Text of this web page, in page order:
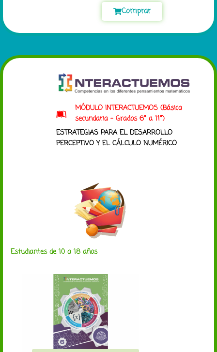
Comprar
MÓDULO INTERACTUEMOS (Básica
secundaria - Grados 6° a 11°)
ESTRATEGIAS PARA EL DESARROLLO
PERCEPTIVO Y EL CÁLCULO NUMÉRICO
Estudiantes de 10 a 18 años